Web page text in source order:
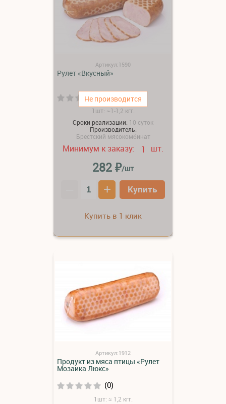
Не производится
Артикул:1590
Рулет «Вкусный»
(0)
1шт: ~1-1,2 кгг.
Сроки реализации: 10 суток
Производитель:
Брестский мясокомбинат
Минимум к заказу: 1 шт.
282₽/шт
+ Купить
Купить в 1 клик
Артикул:1912
Продукт из мяса птицы «Рулет
Мозаика Люкс»
(0)
1шт: ≈ 1,2 кгг.